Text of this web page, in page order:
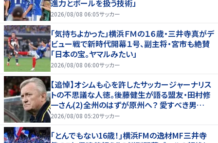
進力とボールを扱う技術」
2026/08/08 06:05サッカー
「気持ちよかった」横浜ＦＭの１６歳・三井寺真がデ
ビュー戦で新時代開幕１号、副主将・宮市も絶賛
「日本の宝。ヤマルみたい」
2026/08/08 06:00サッカー
【追悼】オシムも心を許したサッカージャーナリス
トの不思議な人徳。後藤健生が語る盟友・田村修
一さん(2)全州のはずが原州へ？ 愛すべき男
の“大迷子”伝説
2026/08/08 05:20サッカー
｢とんでもない16歳！｣横浜FMの逸材MF三井寺